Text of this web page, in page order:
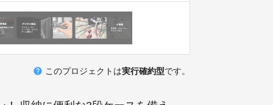
help このプロジェクトは実行確約型です。